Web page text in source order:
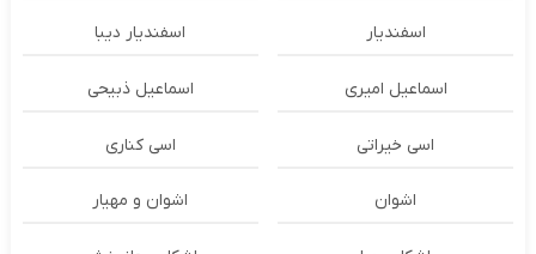
اسفندیار اسفندیار دیبا
اسماعیل امیری اسماعیل ذبیحی
اسی خیراتی اسی کناری
اشوان اشوان و مهیار